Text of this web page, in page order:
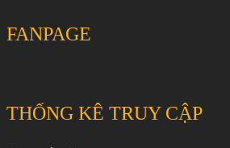
FANPAGE
THỐNG KÊ TRUY CẬP